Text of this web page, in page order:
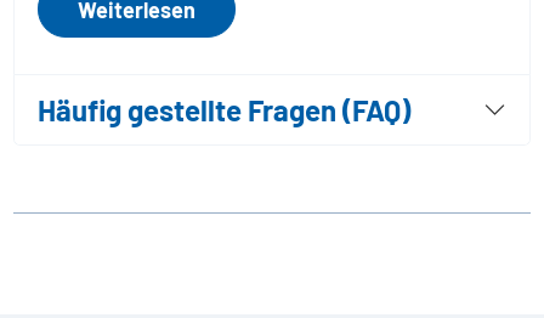
Weiterlesen
Häufig gestellte Fragen (FAQ)